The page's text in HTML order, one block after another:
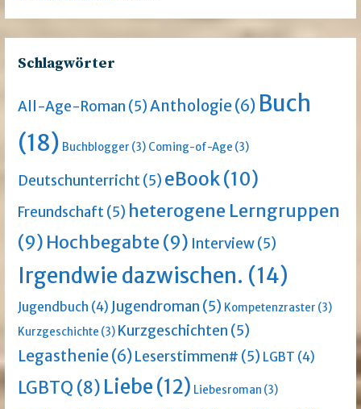
Schlagwörter
All-Age-Roman (5)Anthologie(6) Buch
(18) Buchblogger (3) Coming-of-Age (3)
Deutschunterricht(5) eBook(10)
Freundschaft(5) heterogene Lerngruppen
(9) Hochbegabte (9) Interview(5)
Irgendwie dazwischen. (14)
Jugendbuch (4) Jugendroman (5) Kompetenzraster (3)
Kurzgeschichte (3) Kurzgeschichten (5)
Legasthenie(6)Leserstimmen# (5) LGBT (4)
LGBTQ (8) Liebe(12) Liebesroman (3)